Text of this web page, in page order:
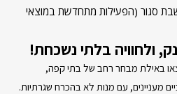
פעיל 24/7 אך בשבת סגור (הפעילות מתחדשת במוצאי
ולחוויה בלתי נשכחת!
באילת מבחר רחב של בתי קפה,
מעניינים, עם מנות לא בהכרח שגרתיות.